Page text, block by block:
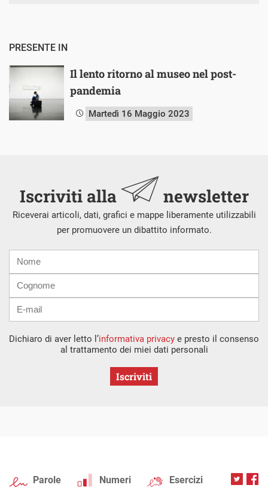
PRESENTE IN
Il lento ritorno al museo nel post-
pandemia
Martedì 16 Maggio 2023
Iscriviti alla newsletter
Riceverai articoli, dati, grafici e mappe liberamente utilizzabili
per promuovere un dibattito informato.
mail
Dichiaro di aver letto l’informativa privacy e presto il consenso
al trattamento dei miei dati personali
Iscriviti
Parole Numeri Esercizi